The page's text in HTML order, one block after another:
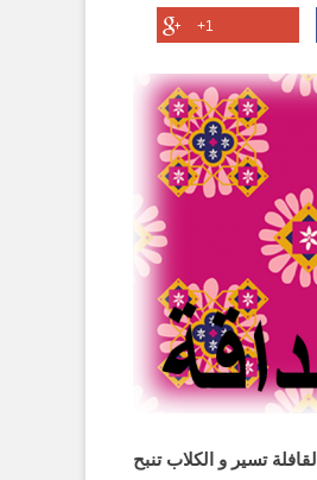
+1
لقافلة تسير و الكلاب تنبح